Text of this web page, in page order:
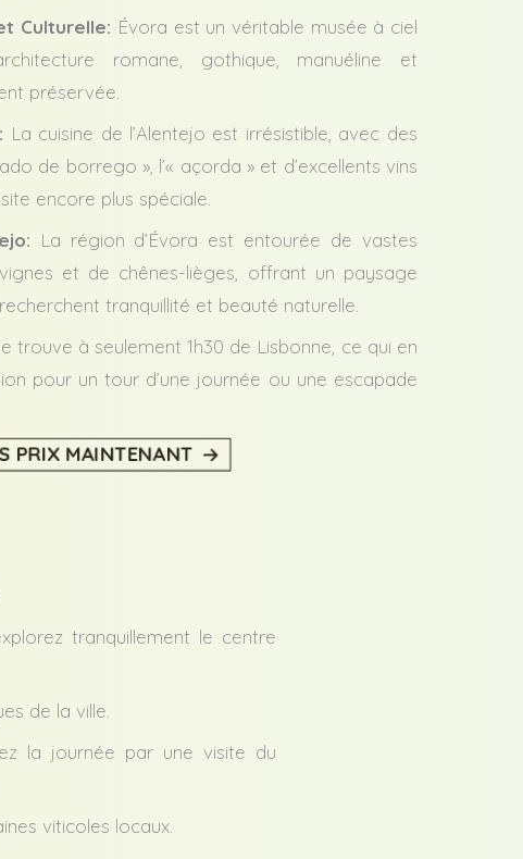
Culturelle: Évora est un véritable musée à ciel
romane, gothique, manuéline et
préservée.
La cuisine de l’Alentejo est irrésistible, avec des
de borrego », l’« açorda » et d’excellents vins
encore plus spéciale.
La région d’Évora est entourée de vastes
et de chênes-lièges, offrant un paysage
tranquillité et beauté naturelle.
trouve à seulement 1h30 de Lisbonne, ce qui en
pour un tour d’une journée ou une escapade
PRIX MAINTENANT
tranquillement le centre
de la ville.
la journée par une visite du
viticoles locaux.